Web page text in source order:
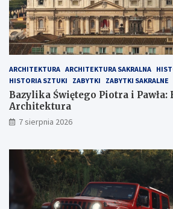
k
i
K
a
l
a
b
r
i
i
a
i
A
r
c
h
i
t
e
k
t
ARCHITEKTURA ARCHITEKTURA SAKRALNA
HISTORIA SZTUKI
ZABYTKI ZABYTKI SAKRALNE
Bazylika Świętego Piotra i
Architektura
7 sierpnia 2026